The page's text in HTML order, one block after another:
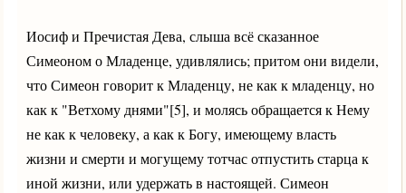
Иосиф и Пречистая Дева, слыша всё сказанное
Симеоном о Младенце, удивлялись; притом они видели,
что Симеон говорит к Младенцу, не как к младенцу, но
как к "Ветхому днями"[5], и молясь обращается к Нему
не как к человеку, а как к Богу, имеющему власть
жизни и смерти и могущему тотчас отпустить старца к
иной жизни, или удержать в настоящей. Симеон